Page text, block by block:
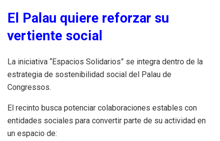
El Palau quiere reforzar su
vertiente social
La iniciativa “Espacios Solidarios” se integra dentro de la
estrategia de sostenibilidad social del Palau de
Congressos.
El recinto busca potenciar colaboraciones estables con
entidades sociales para convertir parte de su actividad en
un espacio de: